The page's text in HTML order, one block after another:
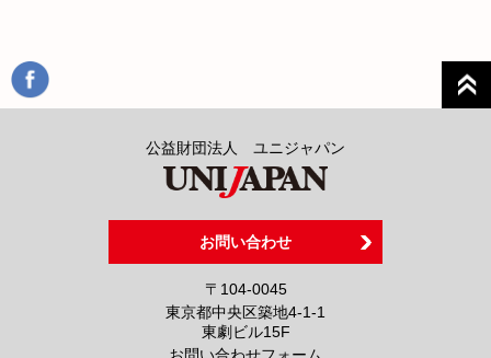
公益財団法人 ユニジャパン
お問い合わせ
〒104-0045
東京都中央区築地4-1-1
東劇ビル15F